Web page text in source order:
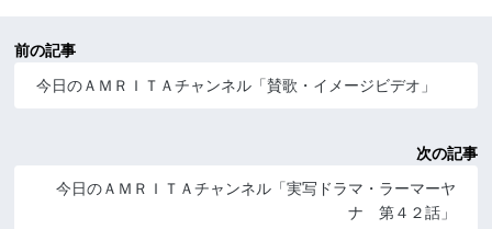
前の記事
今日のＡＭＲＩＴＡチャンネル「賛歌・イメージビデオ」
次の記事
今日のＡＭＲＩＴＡチャンネル「実写ドラマ・ラーマーヤ
ナ 第４２話」